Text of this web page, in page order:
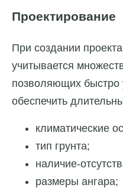
Проектирование
При создании
учитывается
позволяющих быстро
обеспечить
климатические
тип грунта;
наличие-
размеры ангара;